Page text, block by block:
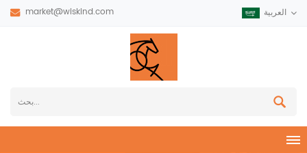
market@wiskind.com العربية